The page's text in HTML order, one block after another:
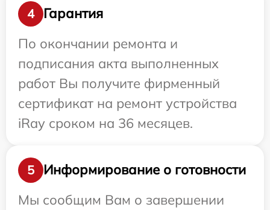
4
Гарантия
По окончании ремонта и
подписания акта выполненных
работ Вы получите фирменный
сертификат на ремонт устройства
iRay сроком на 36 месяцев.
5
Информирование о готовности
Мы сообщим Вам о завершении